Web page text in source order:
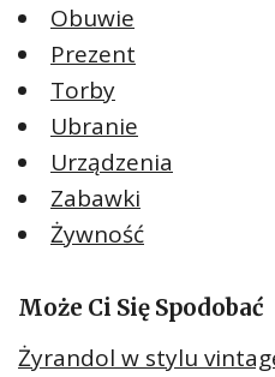
Obuwie
Prezent
Torby
Ubranie
Urządzenia
Zabawki
Żywność
Może Ci Się Spodobać
Żyrandol w stylu